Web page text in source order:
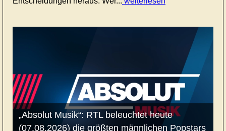
„Absolut Musik“: RTL beleuchtet heute
(07.08.2026) die größten männlichen Popstars